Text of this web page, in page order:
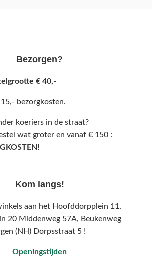
Bezorgen?
€ 40,-
bezorgkosten.
koeriers in de straat?
wat groter en vanaf € 150 :
Kom langs!
aan het Hoofddorpplein 11,
20 Middenweg 57A, Beukenweg
(NH) Dorpsstraat 5 !
Openingstijden